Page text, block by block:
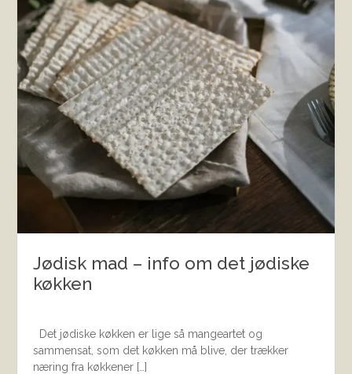
Jødisk mad – info om det jødiske
køkken
Det jødiske køkken er lige så mangeartet og
sammensat, som det køkken må blive, der trækker
næring fra køkkener […]